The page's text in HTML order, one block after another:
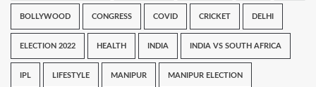
BOLLYWOOD CONGRESS COVID CRICKET DELHI
ELECTION 2022 HEALTH INDIA INDIA VS SOUTH AFRICA
IPL LIFESTYLE MANIPUR MANIPUR ELECTION